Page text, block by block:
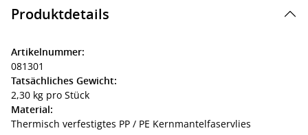
Produktdetails
Artikelnummer:
081301
Tatsächliches Gewicht:
2,30 kg pro Stück
Material:
Thermisch verfestigtes PP / PE Kernmantelfaservlies